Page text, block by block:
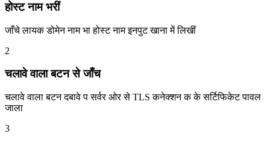
होस्ट नाम भरीं
जाँचे लायक डोमेन नाम भा होस्ट नाम इनपुट खाना में लिखीं
2
चलावे वाला बटन से जाँच
चलावे वाला बटन दबावे प सर्वर ओर से TLS कनेक्शन क के सर्टिफिकेट पावल
जाला
3